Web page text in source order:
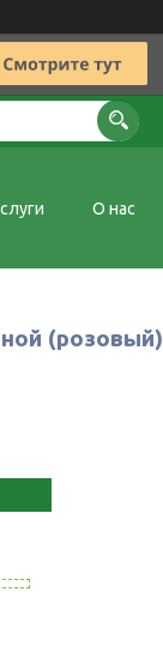
О нас
(розовый)